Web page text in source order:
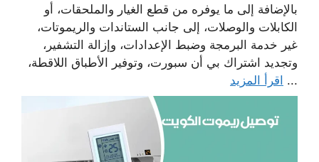
بالإضافة إلى ما يوفره من قطع الغيار والملحقات، أو
الكابلات والوصلات، إلى جانب الستاندات والريموتات،
غير خدمة البرمجة وضبط الإعدادات، وإزالة التشفير،
وتجديد اشتراك بي أن سبورت، وتوفير الأطباق اللاقطة،
... اقرأ المزيد